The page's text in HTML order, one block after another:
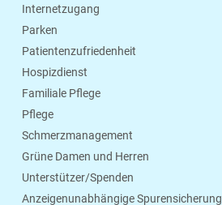
Internetzugang
Parken
Patientenzufriedenheit
Hospizdienst
Familiale Pflege
Pflege
Schmerzmanagement
Grüne Damen und Herren
Unterstützer/Spenden
Anzeigenunabhängige Spurensicherung